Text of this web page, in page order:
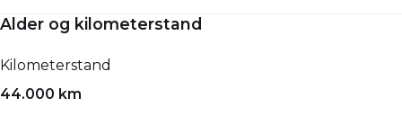
Alder og kilometerstand
Kilometerstand
44.000 km